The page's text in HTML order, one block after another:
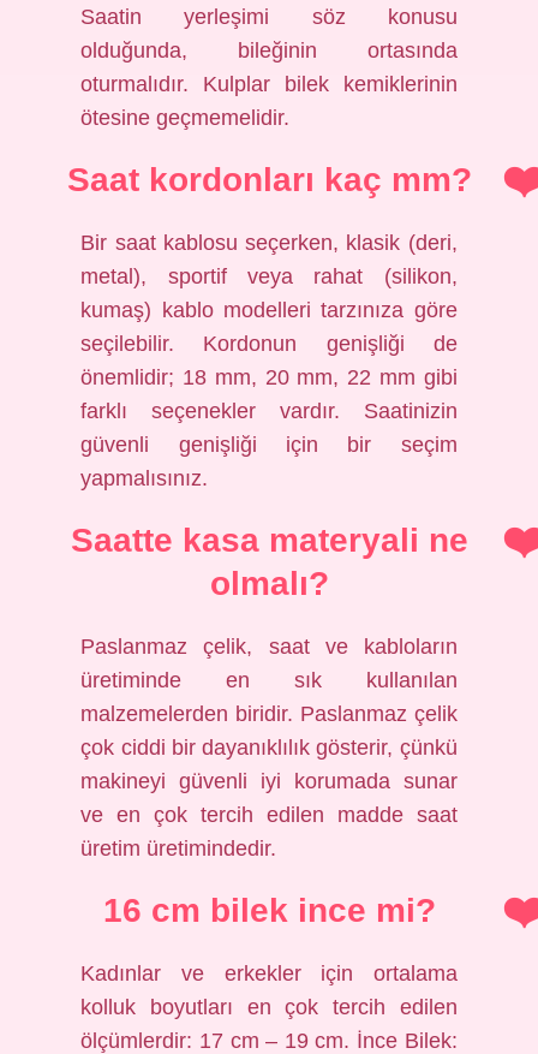
Saatin yerleşimi söz konusu
olduğunda, bileğinin ortasında
oturmalıdır. Kulplar bilek kemiklerinin
ötesine geçmemelidir.
Saat kordonları kaç mm?
Bir saat kablosu seçerken, klasik (deri,
metal), sportif veya rahat (silikon,
kumaş) kablo modelleri tarzınıza göre
seçilebilir. Kordonun genişliği de
önemlidir; 18 mm, 20 mm, 22 mm gibi
farklı seçenekler vardır. Saatinizin
güvenli genişliği için bir seçim
yapmalısınız.
Saatte kasa materyali ne
olmalı?
Paslanmaz çelik, saat ve kabloların
üretiminde en sık kullanılan
malzemelerden biridir. Paslanmaz çelik
çok ciddi bir dayanıklılık gösterir, çünkü
makineyi güvenli iyi korumada sunar
ve en çok tercih edilen madde saat
üretim üretimindedir.
16 cm bilek ince mi?
Kadınlar ve erkekler için ortalama
kolluk boyutları en çok tercih edilen
ölçümlerdir: 17 cm – 19 cm. İnce Bilek: